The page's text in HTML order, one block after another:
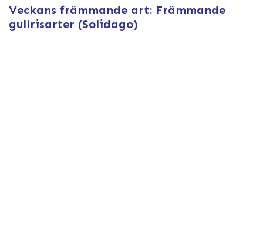
Veckans främmande art: Främmande
gullrisarter (Solidago)